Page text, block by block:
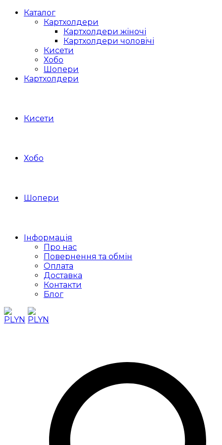
Каталог
Картхолдери
Картхолдери жіночі
Картхолдери чоловічі
Кисети
Хобо
Шопери
Картхолдери
Кисети
Хобо
Шопери
Інформація
Про нас
Повернення та обмін
Оплата
Доставка
Контакти
Блог